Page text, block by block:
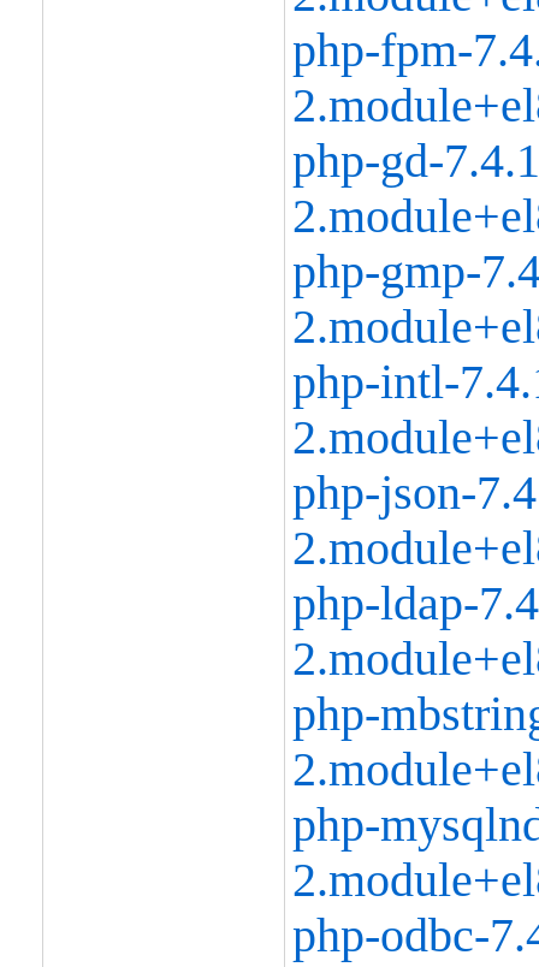
php-fpm-
php-gd-
php-gmp-
php-intl-
php-json-
php-ldap-
php-
php-
php-odbc-